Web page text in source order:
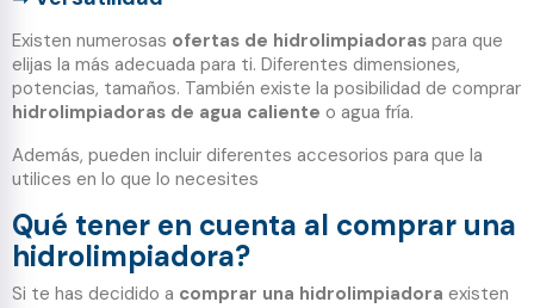
Existen numerosas ofertas de hidrolimpiadoras para que
elijas la más adecuada para ti. Diferentes dimensiones,
potencias, tamaños. También existe la posibilidad de comprar
hidrolimpiadoras de agua caliente o agua fría.
Además, pueden incluir diferentes accesorios para que la
utilices en lo que lo necesites
Qué tener en cuenta al comprar una
hidrolimpiadora?
Si te has decidido a comprar una hidrolimpiadora existen